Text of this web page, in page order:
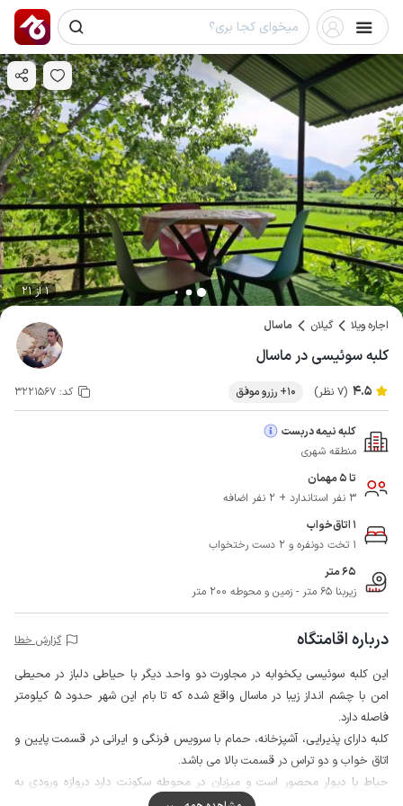
1 از 21
اجاره ویلا گیلان ماسال
کلبه سوئیسی در ماسال
4.5 (7 نظر) 10+ رزرو موفق کد: 3221567
کلبه نیمه دربست
منطقه شهری
تا 5 مهمان
3 نفر استاندارد + 2 نفر اضافه
1 اتاق‌خواب
1 تخت دونفره و 2 دست رختخواب
65 متر
زیربنا 65 متر - زمین و محوطه 200 متر
درباره اقامتگاه گزارش خطا
این کلبه سوئیسی یکخوابه در مجاورت دو واحد دیگر با حیاطی دلباز در محیطی
امن با چشم انداز زیبا در ماسال واقع شده که تا بام این شهر حدود 5 کیلومتر
فاصله دارد.
کلبه دارای پذیرایی، آشپزخانه، حمام با سرویس فرنگی و ایرانی در قسمت پایین و
اتاق خواب و دو تراس در قسمت بالا می باشد.
حیاط با دیوار محصور است و میزبان در محوطه سکونت دارد دروازه ورودی به